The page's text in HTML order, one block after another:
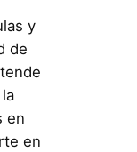
y
de
en
en